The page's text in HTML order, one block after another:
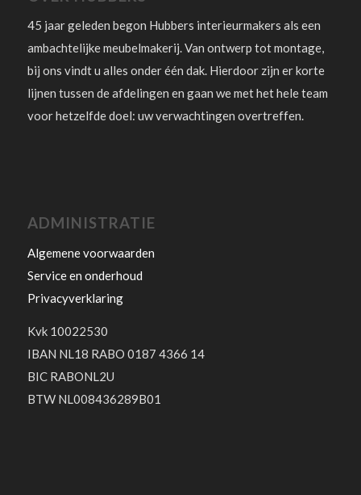
45 jaar geleden begon Hubbers interieurmakers als een
ambachtelijke meubelmakerij. Van ontwerp tot montage,
bij ons vindt u alles onder één dak. Hierdoor zijn er korte
lijnen tussen de afdelingen en gaan we met het hele team
voor hetzelfde doel: uw verwachtingen overtreffen.
ADMINISTRATIE
Algemene voorwaarden
Service en onderhoud
Privacyverklaring
Kvk 10022530
IBAN NL18 RABO 0187 4366 14
BIC RABONL2U
BTW NL008436289B01